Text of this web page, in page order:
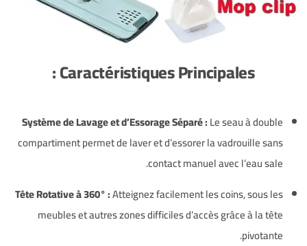
Caractéristiques Principales :
Système de Lavage et d’Essorage Séparé :Le seau à double
compartiment permet de laver et d’essorer la vadrouille sans
contact manuel avec l’eau sale.
Tête Rotative à 360° :Atteignez facilement les coins, sous les
meubles et autres zones difficiles d’accès grâce à la tête
pivotante.